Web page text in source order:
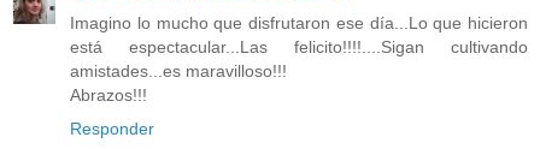
Imagino lo mucho que disfrutaron ese día...Lo que hicieron
está espectacular...Las felicito!!!!....Sigan cultivando
amistades...es maravilloso!!!
Abrazos!!!
Responder